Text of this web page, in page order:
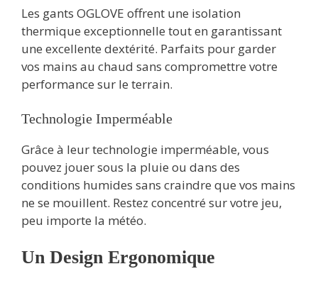
Les gants OGLOVE offrent une isolation
thermique exceptionnelle tout en garantissant
une excellente dextérité. Parfaits pour garder
vos mains au chaud sans compromettre votre
performance sur le terrain.
Technologie Imperméable
Grâce à leur technologie imperméable, vous
pouvez jouer sous la pluie ou dans des
conditions humides sans craindre que vos mains
ne se mouillent. Restez concentré sur votre jeu,
peu importe la météo.
Un Design Ergonomique